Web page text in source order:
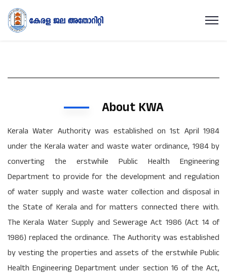
About KWA
Kerala Water Authority was established on 1st April 1984
under the Kerala water and waste water ordinance, 1984 by
converting the erstwhile Public Health Engineering
Department to provide for the development and regulation
of water supply and waste water collection and disposal in
the State of Kerala and for matters connected there with.
The Kerala Water Supply and Sewerage Act 1986 (Act 14 of
1986) replaced the ordinance. The Authority was established
by vesting the properties and assets of the erstwhile Public
Health Engineering Department under section 16 of the Act,